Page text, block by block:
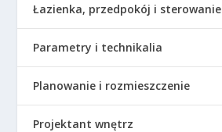
Łazienka, przedpokój i sterowanie
Parametry i technikalia
Planowanie i rozmieszczenie
Projektant wnętrz